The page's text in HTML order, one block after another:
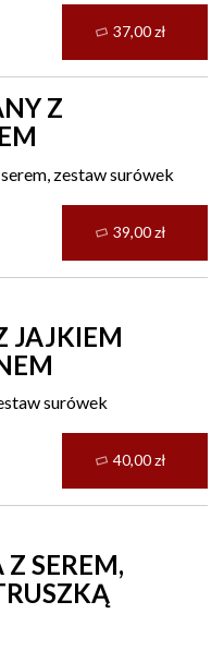
Z
zestaw surówek
JAJKIEM
surówek
SEREM,